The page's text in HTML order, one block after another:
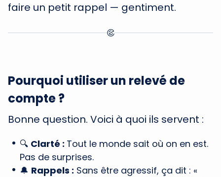
faire un petit rappel — gentiment.
Pourquoi utiliser un relevé de
compte ?
Bonne question. Voici à quoi ils servent :
🔍 Clarté : Tout le monde sait où on en est.
Pas de surprises.
🔔 Rappels : Sans être agressif, ça dit : «